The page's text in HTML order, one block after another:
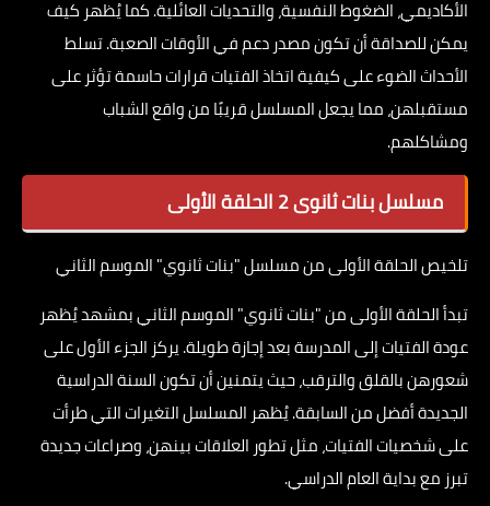
الأكاديمي، الضغوط النفسية، والتحديات العائلية. كما يُظهر كيف
يمكن للصداقة أن تكون مصدر دعم في الأوقات الصعبة. تسلط
الأحداث الضوء على كيفية اتخاذ الفتيات قرارات حاسمة تؤثر على
مستقبلهن، مما يجعل المسلسل قريبًا من واقع الشباب
ومشاكلهم.
مسلسل بنات ثانوى 2 الحلقة الأولى
تلخيص الحلقة الأولى من مسلسل "بنات ثانوي" الموسم الثاني
تبدأ الحلقة الأولى من "بنات ثانوي" الموسم الثاني بمشهد يُظهر
عودة الفتيات إلى المدرسة بعد إجازة طويلة. يركز الجزء الأول على
شعورهن بالقلق والترقب، حيث يتمنين أن تكون السنة الدراسية
الجديدة أفضل من السابقة. يُظهر المسلسل التغيرات التي طرأت
على شخصيات الفتيات، مثل تطور العلاقات بينهن، وصراعات جديدة
تبرز مع بداية العام الدراسي.